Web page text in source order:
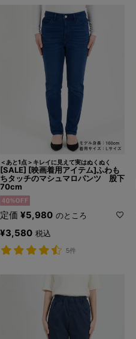
＜あと1点＞キレイに見えて実はぬくぬく
[SALE] [映画着用アイテム]ふわも
ちタッチのマシュマロパンツ 股下
70cm
定価 ¥5,980 のところ
¥3,580 税込
5件